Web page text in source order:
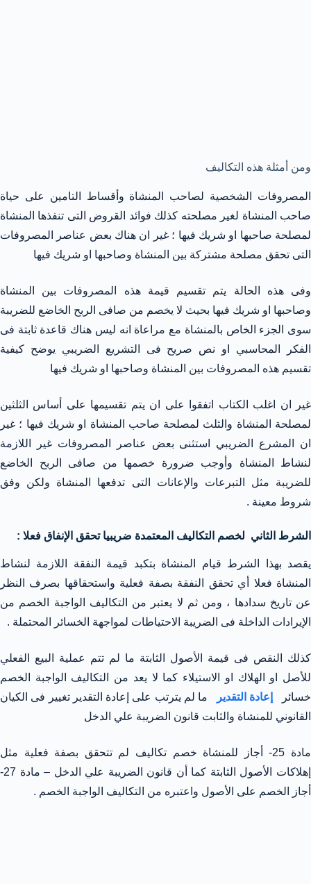
ومن أمثلة هذه التكاليف
المصروفات الشخصية لصاحب المنشاة وأقساط التامين على حياة
صاحب المنشاة لغير مصلحته كذلك فوائد القروض التى تنفذها المنشاة
لمصلحة صاحبها او شريك فيها ؛ غير ان هناك بعض عناصر المصروفات
التى تحقق مصلحة مشتركة بين المنشاة وصاحبها او شريك فيها
وفى هذه الحالة يتم تقسيم قيمة هذه المصروفات بين المنشاة
وصاحبها او شريك فيها بحيث لا يخصم من صافى الربح الخاضع للضريبة
سوى الجزء الخاص بالمنشاة مع مراعاة انه ليس هناك قاعدة ثابتة فى
الفكر المحاسبي او نص صريح فى التشريع الضريبي يوضح كيفية
تقسيم هذه المصروفات بين المنشاة وصاحبها او شريك فيها
غير ان اغلب الكتاب اتفقوا على ان يتم تقسيمها على أساس الثلثين
لمصلحة المنشاة والثلث لمصلحة صاحب المنشاة او شريك فيها ؛ غير
ان المشرع الضريبي استثنى بعض عناصر المصروفات غير اللازمة
لنشاط المنشاة وأوجب ضرورة خصمها من صافى الربح الخاضع
للضريبة مثل التبرعات والإعانات التى تدفعها المنشاة ولكن وفق
شروط معينة .
الشرط الثاني لخصم التكاليف المعتمدة ضريبيا تحقق الإنفاق فعلا :
يقصد بهذا الشرط قيام المنشاة بتكبد قيمة النفقة اللازمة لنشاط
المنشاة فعلا أي تحقق النفقة بصفة فعلية واستحقاقها بصرف النظر
عن تاريخ سدادها ، ومن ثم لا يعتبر من التكاليف الواجبة الخصم من
الإيرادات الداخلة فى الضريبة الاحتياطات لمواجهة الخسائر المحتملة .
كذلك النقص فى قيمة الأصول الثابتة ما لم تتم عملية البيع الفعلي
للأصل او الهلاك او الاستيلاء كما لا يعد من التكاليف الواجبة الخصم
خسائر
إعادة التقدير
ما لم يترتب على إعادة التقدير تغيير فى الكيان
القانوني للمنشاة والثابت قانون الضريبة علي الدخل
مادة 25- أجاز للمنشاة خصم تكاليف لم تتحقق بصفة فعلية مثل
إهلاكات الأصول الثابتة كما أن قانون الضريبة علي الدخل – مادة 27-
أجاز الخصم على الأصول واعتبره من التكاليف الواجبة الخصم .